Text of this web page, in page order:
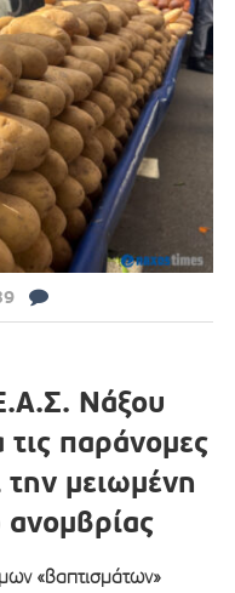
Νάξου
παράνομες
την μειωμένη
«βαπτισμάτων»